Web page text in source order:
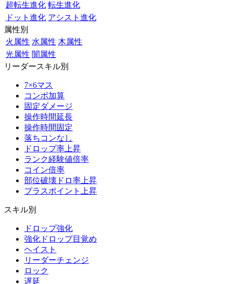
超転生進化 転生進化
ドット進化 アシスト進化
属性別
火属性 水属性 木属性
光属性 闇属性
リーダースキル別
7×6マス
コンボ加算
固定ダメージ
操作時間延長
操作時間固定
落ちコンなし
ドロップ率上昇
ランク経験値倍率
コイン倍率
部位破壊ドロ率上昇
プラスポイント上昇
スキル別
ドロップ強化
強化ドロップ目覚め
ヘイスト
リーダーチェンジ
ロック
遅延